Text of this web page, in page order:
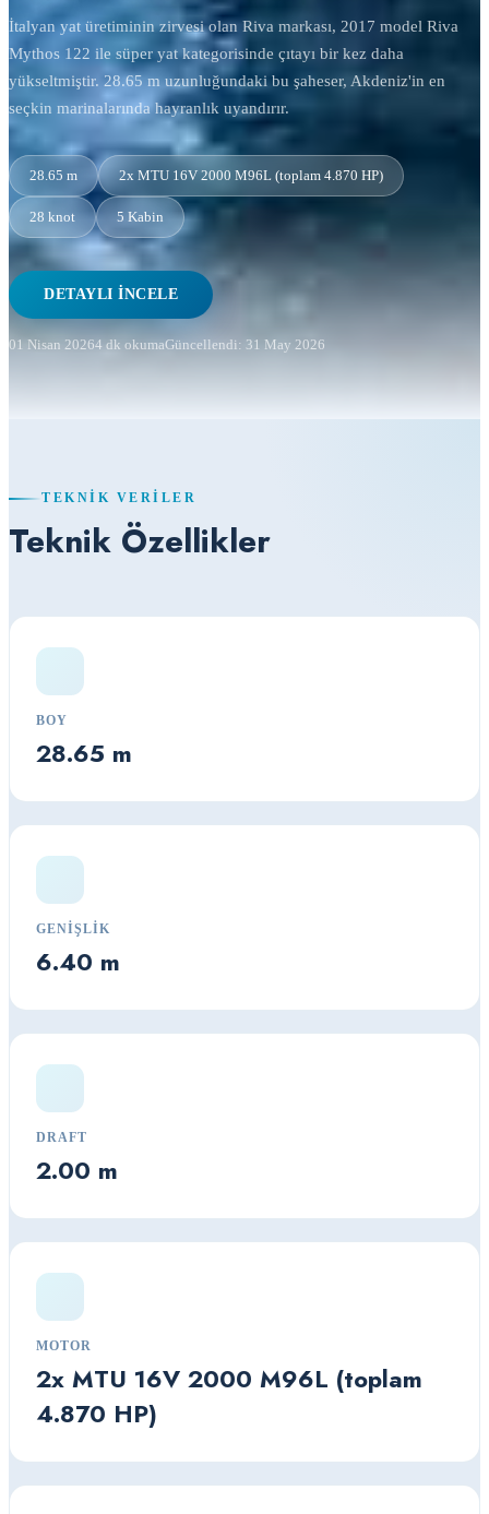
İtalyan yat üretiminin zirvesi olan Riva markası, 2017 model Riva
Mythos 122 ile süper yat kategorisinde çıtayı bir kez daha
yükseltmiştir. 28.65 m uzunluğundaki bu şaheser, Akdeniz'in en
seçkin marinalarında hayranlık uyandırır.
28.65 m 2x MTU 16V 2000 M96L (toplam 4.870 HP)
28 knot 5 Kabin
DETAYLI İNCELE
01 Nisan 20264 dk okumaGüncellendi: 31 May 2026
TEKNIK VERILER
Teknik Özellikler
BOY
28.65 m
GENIŞLIK
6.40 m
DRAFT
2.00 m
MOTOR
2x MTU 16V 2000 M96L (toplam
4.870 HP)